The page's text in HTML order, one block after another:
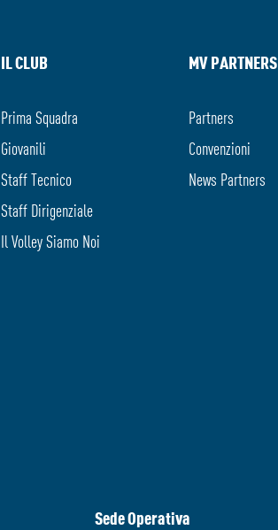
IL CLUB
Prima Squadra
Giovanili
Staff Tecnico
Staff Dirigenziale
Il Volley Siamo Noi
MV PARTNERS
Partners
Convenzioni
News Partners
Sede Operativa